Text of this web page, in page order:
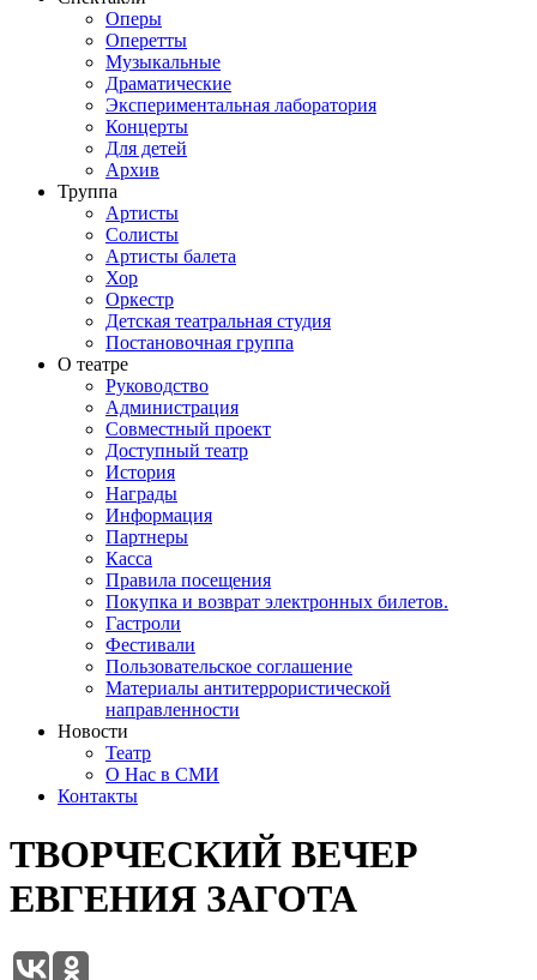
Оперы
Оперетты
Музыкальные
Драматические
Экспериментальная лаборатория
Концерты
Для детей
Архив
Труппа
Артисты
Солисты
Артисты балета
Хор
Оркестр
Детская театральная студия
Постановочная группа
О театре
Руководство
Администрация
Совместный проект
Доступный театр
История
Награды
Информация
Партнеры
Касса
Правила посещения
Покупка и возврат электронных билетов.
Гастроли
Фестивали
Пользовательское соглашение
Материалы антитеррористической
направленности
Новости
Театр
О Нас в СМИ
Контакты
ТВОРЧЕСКИЙ ВЕЧЕР
ЕВГЕНИЯ ЗАГОТА